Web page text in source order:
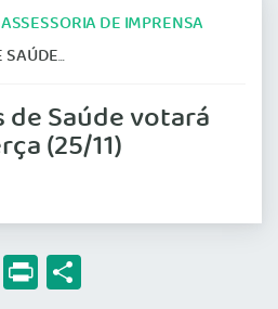
ASSESSORIA DE IMPRENSA
NA TERÇA (25/11)
de Saúde votará
(25/11)
Email
Print